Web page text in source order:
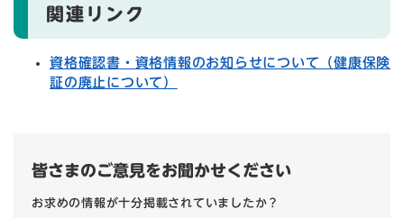
関連リンク
資格確認書・資格情報のお知らせについて（健康保険
証の廃止について）
皆さまのご意見をお聞かせください
お求めの情報が十分掲載されていましたか？